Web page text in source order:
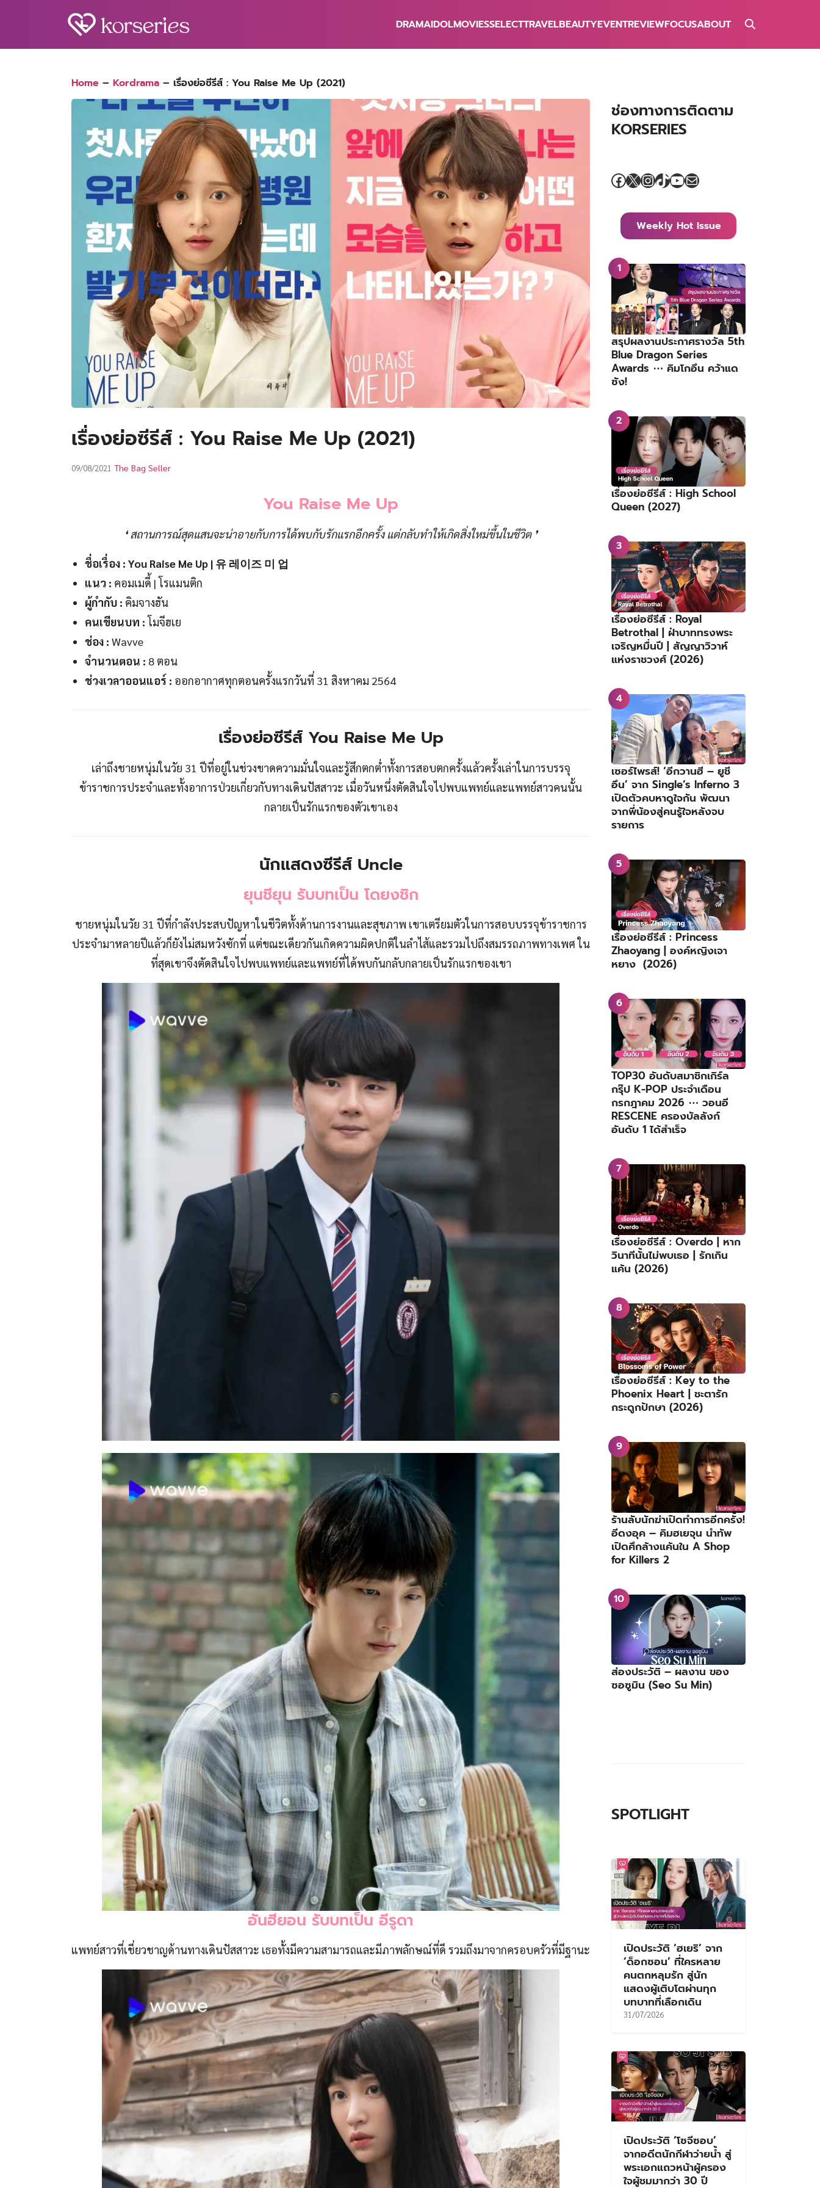
DRAMAIDOLMOVIESSELECTTRAVELBEAUTYEVENTREVIEWFOCUSABOUT
Home – Kordrama – เรื่องย่อซีรีส์ : You Raise Me Up (2021)
เรื่องย่อซีรีส์ : You Raise Me Up (2021)
09/08/2021 The Bag Seller
You Raise Me Up
❛ สถานการณ์สุดแสนจะน่าอายกับการได้พบกับรักแรกอีกครั้ง แต่กลับทำให้เกิดสิ่งใหม่ขึ้นในชีวิต ❜
ชื่อเรื่อง : You Raise Me Up | 유 레이즈 미 업
แนว : คอมเมดี้ | โรแมนติก
ผู้กำกับ : คิมจางฮัน
คนเขียนบท :โมจีฮเย
ช่อง : Wavve
จำนวนตอน : 8 ตอน
ช่วงเวลาออนแอร์ : ออกอากาศทุกตอนครั้งแรกวันที่ 31 สิงหาคม 2564
เรื่องย่อซีรีส์ You Raise Me Up
เล่าถึงชายหนุ่มในวัย 31 ปีที่อยู่ในช่วงขาดความมั่นใจและรู้สึกตกต่ำทั้งการสอบตกครั้งแล้วครั้งเล่าในการบรรจุ
ข้าราชการประจำและทั้งอาการป่วยเกี่ยวกับทางเดินปัสสาวะ เมื่อวันหนึ่งตัดสินใจไปพบแพทย์และแพทย์สาวคนนั้น
กลายเป็นรักแรกของตัวเขาเอง
นักแสดงซีรีส์ Uncle
ยุนชียุน รับบทเป็น โดยงชิก
ชายหนุ่มในวัย 31 ปีที่กำลังประสบปัญหาในชีวิตทั้งด้านการงานและสุขภาพ เขาเตรียมตัวในการสอบบรรจุข้าราชการ
ประจำมาหลายปีแล้วก็ยังไม่สมหวังซักที่ แต่ขณะเดียวกันเกิดความผิดปกติในลำไส้และรวมไปถึงสมรรถภาพทางเพศ ใน
ที่สุดเขาจึงตัดสินใจไปพบแพทย์และแพทย์ที่ได้พบกันกลับกลายเป็นรักแรกของเขา
อันฮียอน รับบทเป็น อีรูดา
แพทย์สาวที่เชี่ยวชาญด้านทางเดินปัสสาวะ เธอทั้งมีความสามารถและมีภาพลักษณ์ที่ดี รวมถึงมาจากครอบครัวที่มีฐานะ
ช่องทางการติดตาม
KORSERIES
Facebook
X Instagram
TikTok
YouTube
Mail
Weekly Hot Issue
สรุปผลงานประกาศรางวัล 5th
Blue Dragon Series
Awards ⋯ คิมโกอึน คว้าแด
ซัง!
เรื่องย่อซีรีส์ : High School
Queen (2027)
เรื่องย่อซีรีส์ : Royal
Betrothal | ฝ่าบาททรงพระ
เจริญหมื่นปี | สัญญาวิวาห์
แห่งราชวงศ์ (2026)
เซอร์ไพรส์! ‘อีกวานฮี – ยูชี
อึน’ จาก Single’s Inferno 3
เปิดตัวคบหาดูใจกัน พัฒนา
จากพี่น้องสู่คนรู้ใจหลังจบ
รายการ
เรื่องย่อซีรีส์ : Princess
Zhaoyang | องค์หญิงเจา
หยาง (2026)
TOP30 อันดับสมาชิกเกิร์ล
กรุ๊ป K-POP ประจำเดือน
กรกฎาคม 2026 ⋯ วอนอี
RESCENE ครองบัลลังก์
อันดับ 1 ได้สำเร็จ
เรื่องย่อซีรีส์ : Overdo | หาก
วินาทีนั้นไม่พบเธอ | รักเกิน
แค้น (2026)
เรื่องย่อซีรีส์ : Key to the
Phoenix Heart | ชะตารัก
กระดูกปักษา (2026)
ร้านลับนักฆ่าเปิดทำการอีกครั้ง!
อีดงอุค – คิมฮเยจุน นำทัพ
เปิดศึกล้างแค้นใน A Shop
for Killers 2
ส่องประวัติ – ผลงาน ของ
ซอซูมิน (Seo Su Min)
SPOTLIGHT
เปิดประวัติ ‘ฮเยริ’ จาก
‘ด็อกซอน’ ที่ใครหลาย
คนตกหลุมรัก สู่นัก
แสดงผู้เติบโตผ่านทุก
บทบาทที่เลือกเดิน
31/07/2026
เปิดประวัติ ‘โซจีซอบ’
จากอดีตนักกีฬาว่ายน้ำ สู่
พระเอกแถวหน้าผู้ครอง
ใจผู้ชมมากว่า 30 ปี